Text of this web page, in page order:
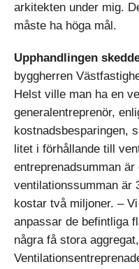
arkitekten under mig.
måste ha höga mål.
Upphandlingen
byggherren
Helst ville man ha en
generalentreprenör,
kostnadsbesparingen,
litet i förhållande till
entreprenadsumman
ventilationssumman är
kostar två miljoner. –
anpassar de befintliga
några få stora